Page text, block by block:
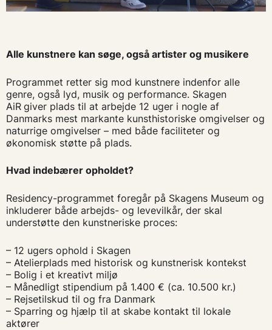
Alle kunstnere kan søge, også artister og musikere
Programmet retter sig mod kunstnere indenfor alle
genre, også lyd, musik og performance. Skagen
AiR giver plads til at arbejde 12 uger i nogle af
Danmarks mest markante kunsthistoriske omgivelser og
naturrige omgivelser – med både faciliteter og
økonomisk støtte på plads.
Hvad indebærer opholdet?
Residency-programmet foregår på Skagens Museum og
inkluderer både arbejds- og levevilkår, der skal
understøtte den kunstneriske proces:
– 12 ugers ophold i Skagen
– Atelierplads med historisk og kunstnerisk kontekst
– Bolig i et kreativt miljø
– Månedligt stipendium på 1.400 € (ca. 10.500 kr.)
– Rejsetilskud til og fra Danmark
– Sparring og hjælp til at skabe kontakt til lokale
aktører